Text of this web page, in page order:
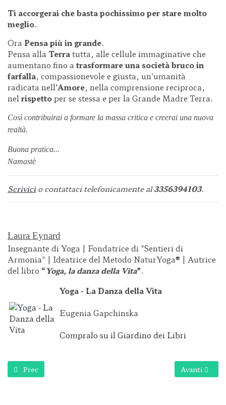
Ti accorgerai che basta pochissimo per stare molto
meglio.
Ora Pensa più in grande.
Pensa alla Terratutta, alle cellule immaginative che
aumentano fino a trasformareuna società bruco in
farfalla, compassionevole e giusta, un'umanità
radicata nell’Amore, nella comprensione reciproca,
nel rispettoper se stessa e per la Grande Madre Terra.
Così contribuirai a formare la massa critica e creerai una nuova
realtà.
Buona pratica...
Namastè
Scrivicio contattaci telefonicamente al3356394103.
Laura Eynard
Insegnante di Yoga | Fondatrice di "Sentieri di
Armonia" | Ideatrice del Metodo NaturYoga® | Autrice
del libro “Yoga, la danza della Vita”.
Yoga - La Danza della Vita
Eugenia Gapchinska
Compralo su il Giardino dei Libri
Articolo precedente: Ogni evento è divino...
Prec Articolo
Avanti